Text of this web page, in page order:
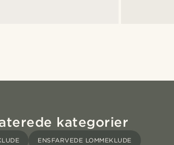
kategorier
ENSFARVEDE LOMMEKLUDE